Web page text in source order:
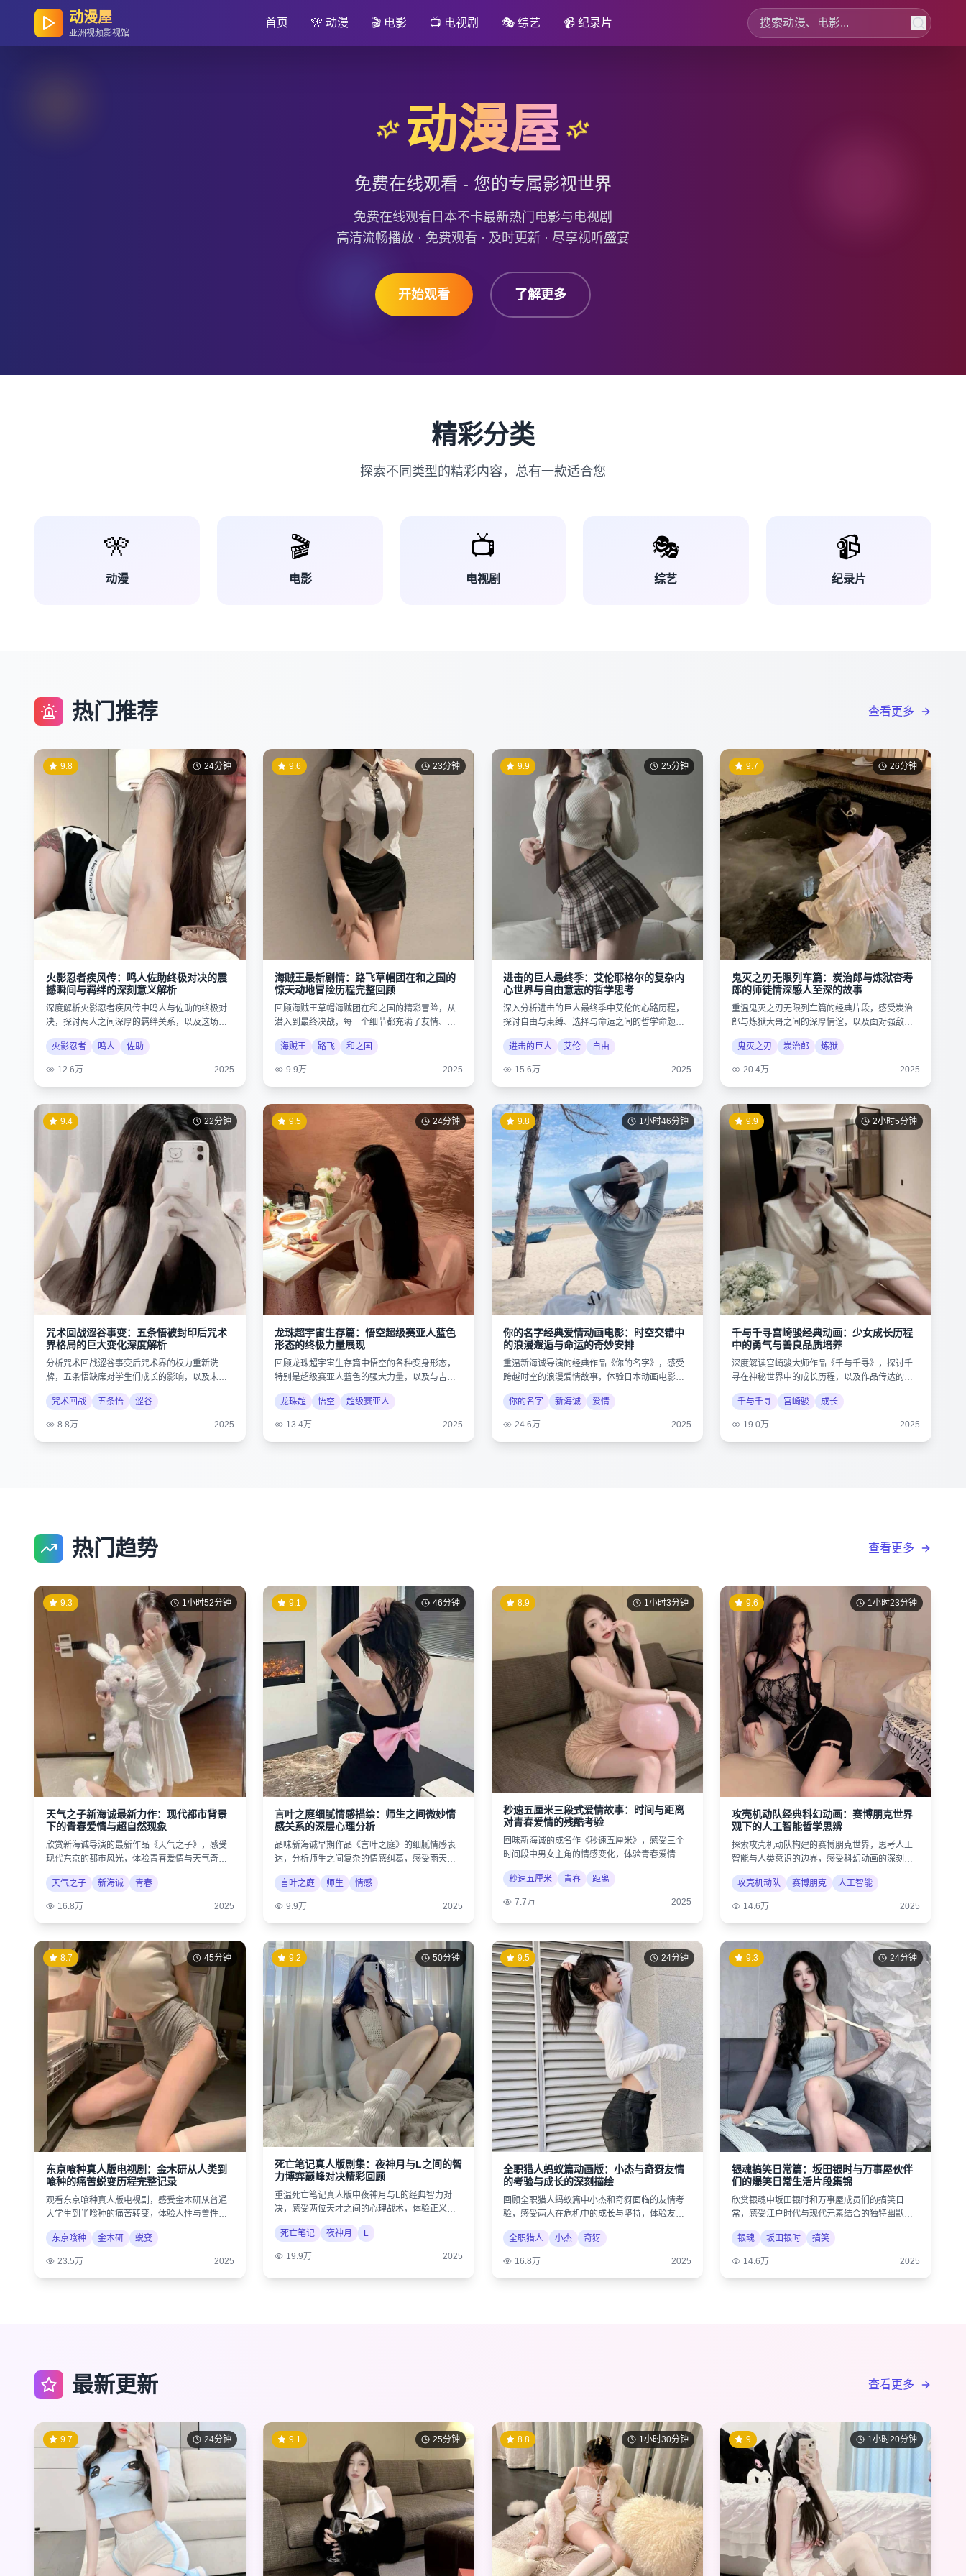
动漫屋
亚洲视频影视馆
首页 🎌 动漫 🎬 电影 📺 电视剧 🎭 综艺 📹 纪录片
动漫屋
免费在线观看 - 您的专属影视世界
免费在线观看日本不卡最新热门电影与电视剧
高清流畅播放 · 免费观看 · 及时更新 · 尽享视听盛宴
开始观看 了解更多
精彩分类
探索不同类型的精彩内容，总有一款适合您
🎌
动漫
🎬
电影
📺
电视剧
🎭
综艺
📹
纪录片
热门推荐 查看更多
24分钟
9.8
火影忍者疾风传：鸣人佐助终极对决的震
撼瞬间与羁绊的深刻意义解析
深度解析火影忍者疾风传中鸣人与佐助的终极对
决，探讨两人之间深厚的羁绊关系，以及这场战
斗对整个忍者世界格局的重大影响。
火影忍者
鸣人 佐助
12.6万 2025
23分钟
9.6
海贼王最新剧情：路飞草帽团在和之国的
惊天动地冒险历程完整回顾
回顾海贼王草帽海贼团在和之国的精彩冒险，从
潜入到最终决战，每一个细节都充满了友情、梦
想与勇气的力量。
海贼王
路飞 和之国
9.9万 2025
25分钟
9.9
进击的巨人最终季：艾伦耶格尔的复杂内
心世界与自由意志的哲学思考
深入分析进击的巨人最终季中艾伦的心路历程，
探讨自由与束缚、选择与命运之间的哲学命题，
揭示作品的深层内涵。
进击的巨人
艾伦 自由
15.6万 2025
26分钟
9.7
鬼灭之刃无限列车篇：炭治郎与炼狱杏寿
郎的师徒情深感人至深的故事
重温鬼灭之刃无限列车篇的经典片段，感受炭治
郎与炼狱大哥之间的深厚情谊，以及面对强敌时
的不屈精神。
鬼灭之刃
炭治郎 炼狱
20.4万 2025
22分钟
9.4
咒术回战涩谷事变：五条悟被封印后咒术
界格局的巨大变化深度解析
分析咒术回战涩谷事变后咒术界的权力重新洗
牌，五条悟缺席对学生们成长的影响，以及未来
剧情的可能发展。
咒术回战
五条悟 涩谷
8.8万 2025
24分钟
9.5
龙珠超宇宙生存篇：悟空超级赛亚人蓝色
形态的终极力量展现
回顾龙珠超宇宙生存篇中悟空的各种变身形态，
特别是超级赛亚人蓝色的强大力量，以及与吉连
的史诗级对决。
龙珠超
悟空 超级赛亚人
13.4万 2025
1小时46分钟
9.8
你的名字经典爱情动画电影：时空交错中
的浪漫邂逅与命运的奇妙安排
重温新海诚导演的经典作品《你的名字》，感受
跨越时空的浪漫爱情故事，体验日本动画电影的
唯美画风。
你的名字
新海诚 爱情
24.6万 2025
2小时5分钟
9.9
千与千寻宫崎骏经典动画：少女成长历程
中的勇气与善良品质培养
深度解读宫崎骏大师作品《千与千寻》，探讨千
寻在神秘世界中的成长历程，以及作品传达的环
保与人性思考。
千与千寻
宫崎骏 成长
19.0万 2025
热门趋势 查看更多
1小时52分钟
9.3
天气之子新海诚最新力作：现代都市背景
下的青春爱情与超自然现象
欣赏新海诚导演的最新作品《天气之子》，感受
现代东京的都市风光，体验青春爱情与天气奇迹
的奇幻结合。
天气之子
新海诚 青春
16.8万 2025
46分钟
9.1
言叶之庭细腻情感描绘：师生之间微妙情
感关系的深层心理分析
品味新海诚早期作品《言叶之庭》的细腻情感表
达，分析师生之间复杂的情感纠葛，感受雨天的
诗意美学。
言叶之庭
师生 情感
9.9万 2025
1小时3分钟
8.9
秒速五厘米三段式爱情故事：时间与距离
对青春爱情的残酷考验
回味新海诚的成名作《秒速五厘米》，感受三个
时间段中男女主角的情感变化，体验青春爱情的
美好与遗憾。
秒速五厘米
青春 距离
7.7万 2025
1小时23分钟
9.6
攻壳机动队经典科幻动画：赛博朋克世界
观下的人工智能哲学思辨
探索攻壳机动队构建的赛博朋克世界，思考人工
智能与人类意识的边界，感受科幻动画的深刻内
涵。
攻壳机动队
赛博朋克 人工智能
14.6万 2025
45分钟
8.7
东京喰种真人版电视剧：金木研从人类到
喰种的痛苦蜕变历程完整记录
观看东京喰种真人版电视剧，感受金木研从普通
大学生到半喰种的痛苦转变，体验人性与兽性的
激烈冲突。
东京喰种
金木研 蜕变
23.5万 2025
50分钟
9.2
死亡笔记真人版剧集：夜神月与L之间的智
力博弈巅峰对决精彩回顾
重温死亡笔记真人版中夜神月与L的经典智力对
决，感受两位天才之间的心理战术，体验正义与
邪恶的较量。
死亡笔记
夜神月 L
19.9万 2025
24分钟
9.5
全职猎人蚂蚁篇动画版：小杰与奇犽友情
的考验与成长的深刻描绘
回顾全职猎人蚂蚁篇中小杰和奇犽面临的友情考
验，感受两人在危机中的成长与坚持，体验友情
的珍贵。
全职猎人
小杰 奇犽
16.8万 2025
24分钟
9.3
银魂搞笑日常篇：坂田银时与万事屋伙伴
们的爆笑日常生活片段集锦
欣赏银魂中坂田银时和万事屋成员们的搞笑日
常，感受江户时代与现代元素结合的独特幽默风
格。
银魂
坂田银时 搞笑
14.6万 2025
最新更新 查看更多
24分钟
9.7 25分钟
9.1 1小时30分钟
8.8 1小时20分钟
9